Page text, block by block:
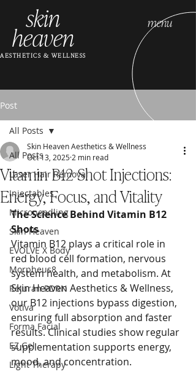
skin
heaven menu
AESTHETICS & WELLNESS
Post
All Posts
Laser Hair Removal
Injectables
Microneedling
Skin Heaven
EVOLVE X Body
Morpheus8
Rejuran PDRN
Votiva
Forma Facial
EZ Gel
Light Therapy
All Posts
Vitamin B12 Shot Injections:
Energy, Focus, and Vitality
Skin Heaven Aesthetics & Wellness
Oct 13, 2025 2 min read
The Science Behind Vitamin B12
Shots
Vitamin B12 plays a critical role in
red blood cell formation, nervous
system health, and metabolism. At
Skin Heaven Aesthetics & Wellness,
our B12 injections bypass digestion,
ensuring full absorption and faster
results. Clinical studies show regular
supplementation supports energy,
mood, and concentration.